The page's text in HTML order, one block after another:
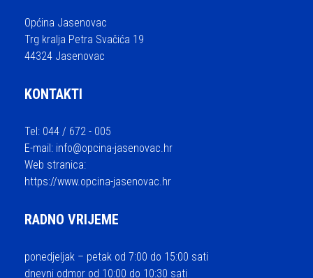
Općina Jasenovac
Trg kralja Petra Svačića 19
44324 Jasenovac
KONTAKTI
Tel: 044 / 672 - 005
E-mail: info@opcina-jasenovac.hr
Web stranica:
https://www.opcina-jasenovac.hr
RADNO VRIJEME
ponedjeljak – petak od 7:00 do 15:00 sati
dnevni odmor od 10:00 do 10:30 sati